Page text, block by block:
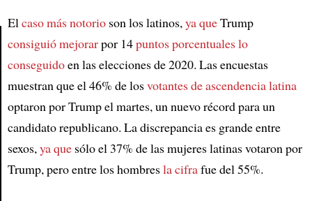
Article
El caso más notorioson los latinos, ya queTrump
consiguió mejorarpor 14puntos porcentualeslo
conseguidoen las elecciones de 2020. Las encuestas
muestran que el 46% de losvotantes de ascendencia latina
optaron por Trump el martes, un nuevo récord para un
candidato republicano. La discrepancia es grande entre
sexos, ya quesólo el 37% de las mujeres latinas votaron por
Trump, pero entre los hombresla cifrafue del 55%.